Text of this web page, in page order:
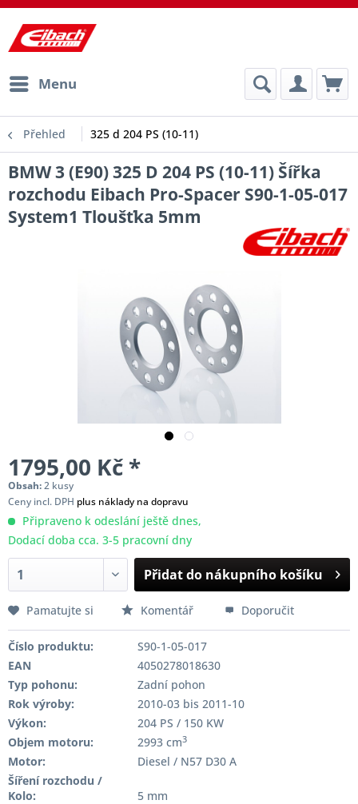
Menu
Přehled 325 d 204 PS (10-11)
BMW 3 (E90) 325 D 204 PS (10-11) Šířka
rozchodu Eibach Pro-Spacer S90-1-05-017
System1 Tloušťka 5mm
1795,00 Kč *
Obsah:2 kusy
Ceny incl. DPH plus náklady na dopravu
Připraveno k odeslání ještě dnes,
Dodací doba cca. 3-5 pracovní dny
Přidat do nákupního košíku
Pamatujte si Komentář Doporučit
Číslo produktu:
S90-1-05-017
EAN
4050278018630
Typ pohonu:
Zadní pohon
Rok výroby:
2010-03 bis 2011-10
Výkon:
204 PS / 150 KW
Objem motoru:
2993 cm3
Motor:
Diesel / N57 D30 A
Šíření rozchodu /
Kolo:
5 mm